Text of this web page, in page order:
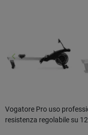
Precedente
keyboard_arrow_left
Vogatore Pro uso
resistenza regolabile su